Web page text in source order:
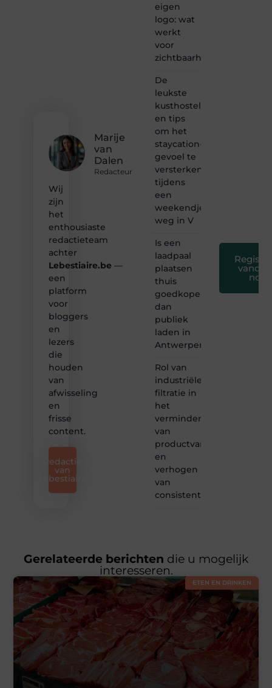
Marije
van
Dalen
Redacteur
Wij
zijn
het
enthousiaste
redactieteam
achter
Lebestiaire.be —
een
platform
voor
bloggers
en
lezers
die
houden
van
afwisseling
en
frisse
content.
Redactie
van
Lebestiaire
eigen
logo: wat
werkt
voor
zichtbaarheid
De
leukste
kusthostels
en tips
om het
staycation-
gevoel te
versterken
tijdens
een
weekendje
weg in V
Is een
laadpaal
plaatsen
thuis
goedkoper
dan
publiek
laden in
Antwerpen?
Rol van
industriële
filtratie in
het
verminderen
van
productvariatie
en
verhogen
van
consistentie
nog
Gerelateerde berichten die u mogelijk
interesseren.
ETEN EN DRINKEN